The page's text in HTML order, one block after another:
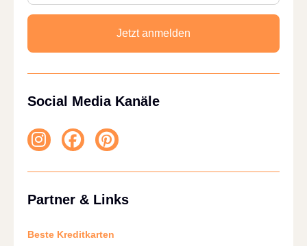
Jetzt anmelden
Social Media Kanäle
Partner & Links
Beste Kreditkarten